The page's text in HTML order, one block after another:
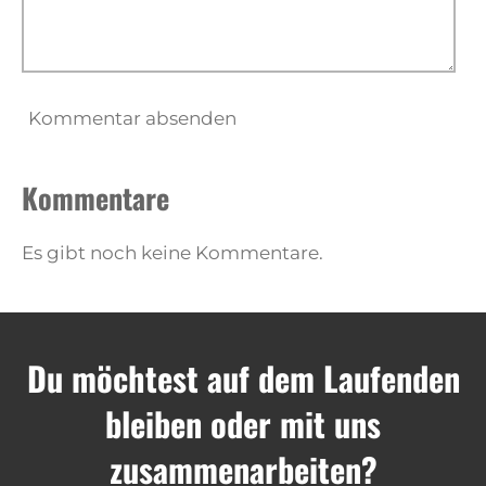
Kommentar absenden
Kommentare
Es gibt noch keine Kommentare.
Du möchtest auf dem Laufenden
bleiben oder mit uns
zusammenarbeiten?